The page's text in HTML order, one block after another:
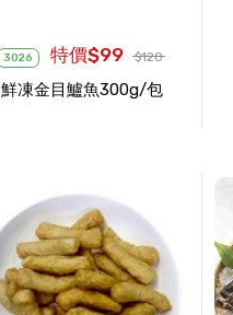
3026 特價$99 $120
鮮凍金目鱸魚300g/包